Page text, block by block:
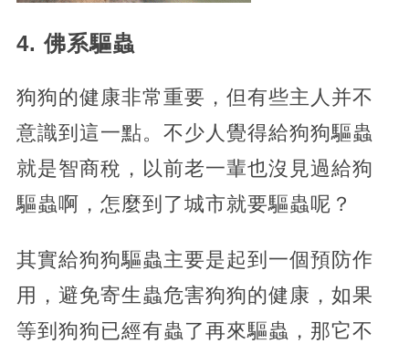
4. 佛系驅蟲
狗狗的健康非常重要，但有些主人并不
意識到這一點。不少人覺得給狗狗驅蟲
就是智商稅，以前老一輩也沒見過給狗
驅蟲啊，怎麼到了城市就要驅蟲呢？
其實給狗狗驅蟲主要是起到一個預防作
用，避免寄生蟲危害狗狗的健康，如果
等到狗狗已經有蟲了再來驅蟲，那它不